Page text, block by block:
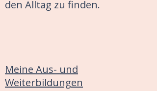
den Alltag zu finden.
Meine Aus- und
Weiterbildungen